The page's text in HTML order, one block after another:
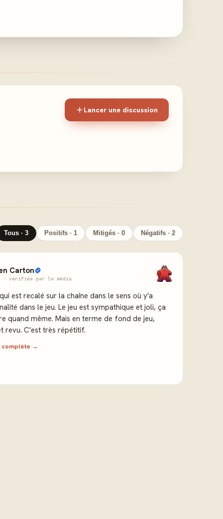
Lancer une discussion
Tous · 3 Positifs · 1 Mitigés · 0 Négatifs · 2
Carton
· vérifiée par le média
est recalé sur la chaîne dans le sens où y'a
dans le jeu. Le jeu est sympathique et joli, ça
quand même. Mais en terme de fond de jeu,
revu. C'est très répétitif.
complète →